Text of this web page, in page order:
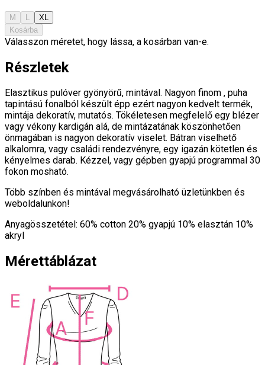
M L
XL
Kosárba
Válasszon méretet, hogy lássa, a kosárban van-e.
Részletek
Elasztikus pulóver gyönyörű, mintával. Nagyon finom , puha
tapintású fonalból készült épp ezért nagyon kedvelt termék,
mintája dekoratív, mutatós. Tökéletesen megfelelő egy blézer
vagy vékony kardigán alá, de mintázatának köszönhetően
önmagában is nagyon dekoratív viselet. Bátran viselhető
alkalomra, vagy családi rendezvényre, egy igazán kötetlen és
kényelmes darab. Kézzel, vagy gépben gyapjú programmal 30
fokon mosható.
Több színben és mintával megvásárolható üzletünkben és
weboldalunkon!
Anyagösszetétel: 60% cotton 20% gyapjú 10% elasztán 10%
akryl
Mérettáblázat